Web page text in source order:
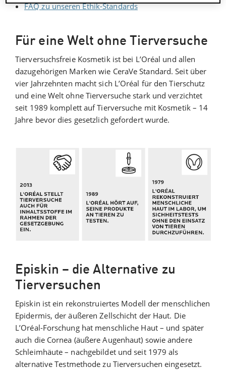
FAQ zu unseren Ethik-Standards
Für eine Welt ohne Tierversuche
Tierversuchsfreie Kosmetik ist bei L’Oréal und allen
dazugehörigen Marken wie CeraVe Standard. Seit über
vier Jahrzehnten macht sich L’Oréal für den Tierschutz
und eine Welt ohne Tierversuche stark und verzichtet
seit 1989 komplett auf Tierversuche mit Kosmetik – 14
Jahre bevor dies gesetzlich gefordert wurde.
Episkin – die Alternative zu
Tierversuchen
Episkin ist ein rekonstruiertes Modell der menschlichen
Epidermis, der äußeren Zellschicht der Haut. Die
L’Oréal-Forschung hat menschliche Haut – und später
auch die Cornea (äußere Augenhaut) sowie andere
Schleimhäute – nachgebildet und seit 1979 als
alternative Testmethode zu Tierversuchen eingesetzt.